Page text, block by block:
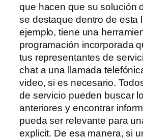
que hacen que su solución
se destaque dentro de esta
ejemplo, tiene una
programación incorporada
tus representantes de
chat a una llamada
video, si es necesario.
de servicio pueden buscar
anteriores y encontrar
pueda ser relevante para
explicit. De esa manera, si